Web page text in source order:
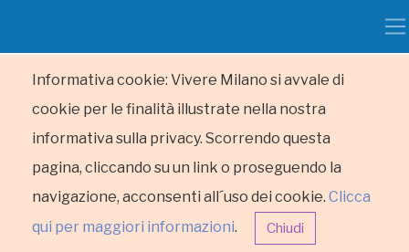
Informativa cookie: Vivere Milano si avvale di
cookie per le finalità illustrate nella nostra
informativa sulla privacy. Scorrendo questa
pagina, cliccando su un link o proseguendo la
navigazione, acconsenti all´uso dei cookie. Clicca
qui per maggiori informazioni. Chiudi